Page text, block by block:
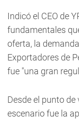
Indicó el CEO de
fundamentales
oferta, la
Exportadores de
fue "una gran
Desde el punto
escenario fue la